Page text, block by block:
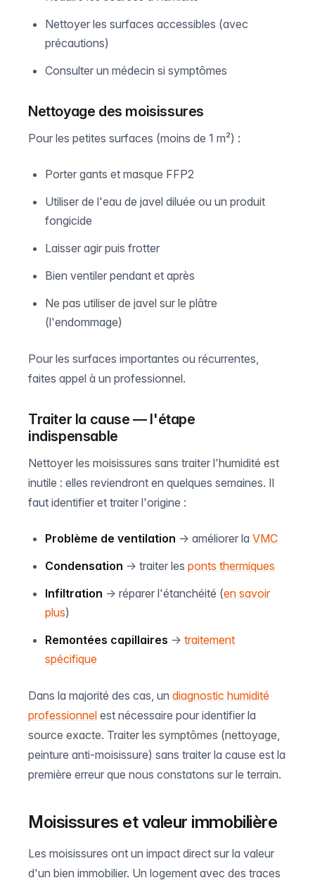
Nettoyer les surfaces accessibles (avec
précautions)
Consulter un médecin si symptômes
Nettoyage des moisissures
Pour les petites surfaces (moins de 1 m²) :
Porter gants et masque FFP2
Utiliser de l'eau de javel diluée ou un produit
fongicide
Laisser agir puis frotter
Bien ventiler pendant et après
Ne pas utiliser de javel sur le plâtre
(l'endommage)
Pour les surfaces importantes ou récurrentes,
faites appel à un professionnel.
Traiter la cause — l'étape
indispensable
Nettoyer les moisissures sans traiter l'humidité est
inutile : elles reviendront en quelques semaines. Il
faut identifier et traiter l'origine :
Problème de ventilation → améliorer la VMC
Condensation → traiter les ponts thermiques
Infiltration → réparer l'étanchéité (en savoir
plus)
Remontées capillaires → traitement
spécifique
Dans la majorité des cas, un diagnostic humidité
professionnel est nécessaire pour identifier la
source exacte. Traiter les symptômes (nettoyage,
peinture anti-moisissure) sans traiter la cause est la
première erreur que nous constatons sur le terrain.
Moisissures et valeur immobilière
Les moisissures ont un impact direct sur la valeur
d'un bien immobilier. Un logement avec des traces